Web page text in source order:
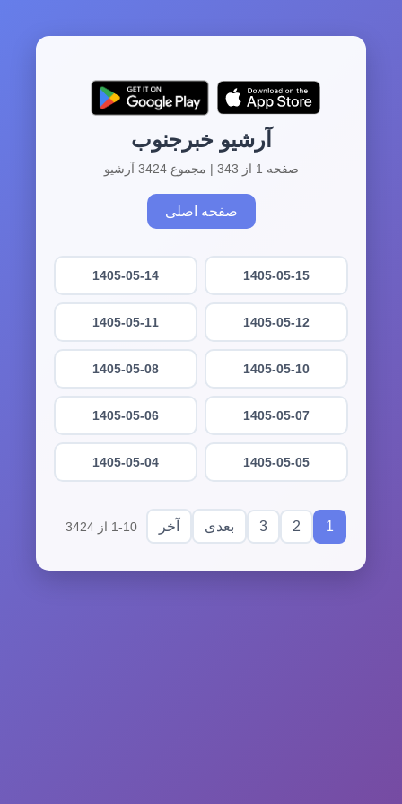
آرشیو خبرجنوب
صفحه 1 از 343 | مجموع 3424 آرشیو
صفحه اصلی
1405-05-15
1405-05-14
1405-05-12
1405-05-11
1405-05-10
1405-05-08
1405-05-07
1405-05-06
1405-05-05
1405-05-04
1
2
3 بعدی آخر 1-10 از 3424